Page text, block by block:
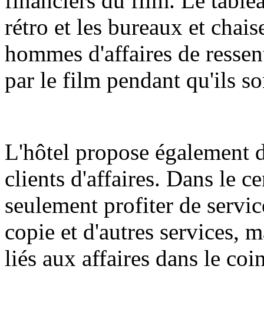
rétro et les bureaux et
hommes d'affaires de
par le film pendant qu'ils
L'hôtel propose également
clients d'affaires. Dans le
seulement profiter de
copie et d'autres services,
liés aux affaires dans le